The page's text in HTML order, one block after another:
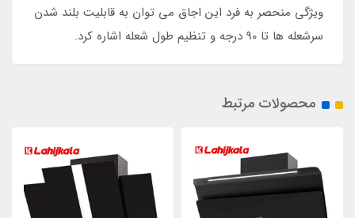
ویژگی منحصر به فرد این اجاق می توان به قابلیت بلند شدن
سرشعله ها تا 90 درجه و تنظیم طول شعله اشاره کرد.
محصولات مرتبط